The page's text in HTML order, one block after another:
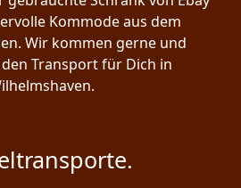
Kommode aus dem
Wir kommen gerne und
Transport für Dich in